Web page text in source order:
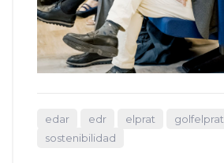
edar edr elprat golfelprat
sostenibilidad